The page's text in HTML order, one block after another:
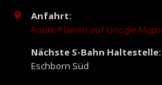
Anfahrt:
Route Planen auf Google Maps
Nächste S-Bahn Haltestelle:
Eschborn Süd